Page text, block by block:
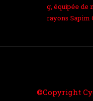
g, équipée de
rayons Sapim
©Copyright